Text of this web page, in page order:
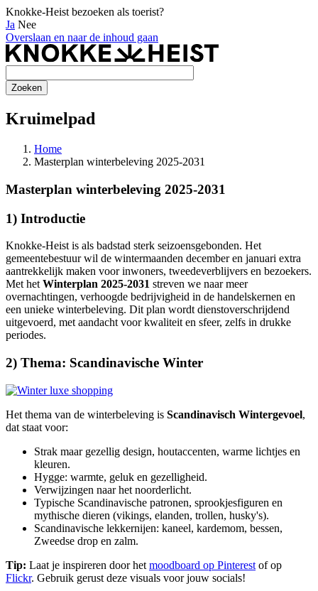
Knokke-Heist bezoeken als toerist?
Ja Nee
Overslaan en naar de inhoud gaan
Kruimelpad
Home
Masterplan winterbeleving 2025-2031
Masterplan winterbeleving 2025-2031
1) Introductie
Knokke-Heist is als badstad sterk seizoensgebonden. Het
gemeentebestuur wil de wintermaanden december en januari extra
aantrekkelijk maken voor inwoners, tweedeverblijvers en bezoekers.
Met hetWinterplan 2025-2031 streven we naar meer
overnachtingen, verhoogde bedrijvigheid in de handelskernen en
een unieke winterbeleving. Dit plan wordt dienstoverschrijdend
uitgevoerd, met aandacht voor kwaliteit en sfeer, zelfs in drukke
periodes.
2) Thema: Scandinavische Winter
Het thema van de winterbeleving is Scandinavisch Wintergevoel,
dat staat voor:
Strak maar gezellig design, houtaccenten, warme lichtjes en
kleuren.
Hygge: warmte, geluk en gezelligheid.
Verwijzingen naar het noorderlicht.
Typische Scandinavische patronen, sprookjesfiguren en
mythische dieren (vikings, elanden, trollen, husky's).
Scandinavische lekkernijen: kaneel, kardemom, bessen,
Zweedse drop en zalm.
Tip: Laat je inspireren door het moodboard op Pinterest of op
Flickr. Gebruik gerust deze visuals voor jouw socials!